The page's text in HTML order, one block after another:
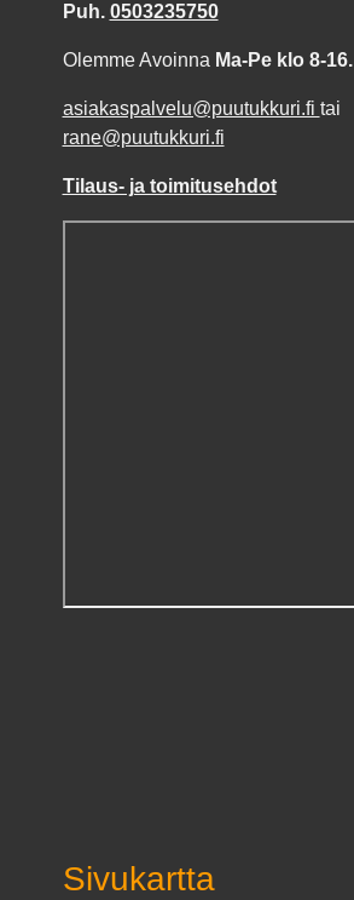
Puh. 0503235750
Olemme Avoinna Ma-Pe klo 8-16.
asiakaspalvelu@puutukkuri.fi tai
rane@puutukkuri.fi
Tilaus- ja toimitusehdot
Sivukartta